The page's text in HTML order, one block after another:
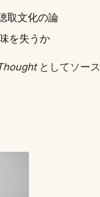
取文化の論
を失うか
としてソース